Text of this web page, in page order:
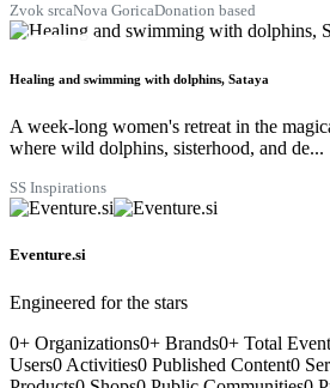
Zvok srcaNova GoricaDonation based
AUG
Healing and swimming with dolphins, Sataya
A week-long women's retreat in the
where wild dolphins, sisterhood, and de...
SS Inspirations
Eventure.si
Engineered for the stars
0+ Organizations0+ Brands0+ Total
Users0 Activities0 Published Content0